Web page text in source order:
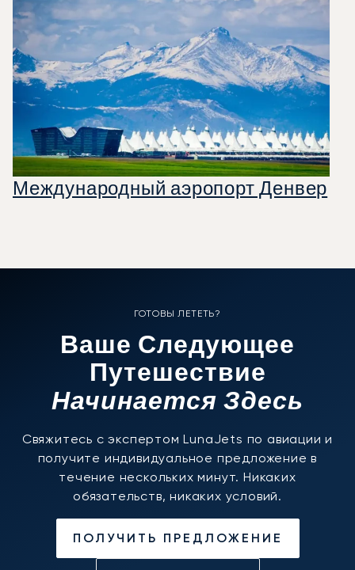
Международный аэропорт Денвер
ГОТОВЫ ЛЕТЕТЬ?
Ваше Следующее
Путешествие
Начинается Здесь
Свяжитесь с экспертом LunaJets по авиации и
получите индивидуальное предложение в
течение нескольких минут. Никаких
обязательств, никаких условий.
ПОЛУЧИТЬ ПРЕДЛОЖЕНИЕ